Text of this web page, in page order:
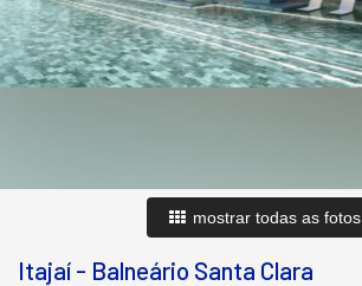
mostrar todas as fotos
Itajaí - Balneário Santa Clara